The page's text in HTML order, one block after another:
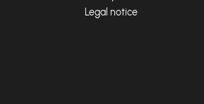
Legal notice